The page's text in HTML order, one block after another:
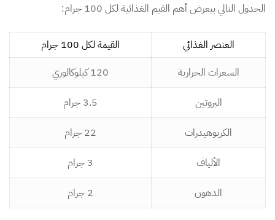
الجدول التالي بيعرض أهم القيم الغذائية لكل 100 جرام:
العنصر الغذائي
القيمة لكل 100 جرام
السعرات الحرارية
120 كيلوكالوري
البروتين 3.5 جرام
الكربوهيدرات 22 جرام
الألياف 3 جرام
الدهون 2 جرام